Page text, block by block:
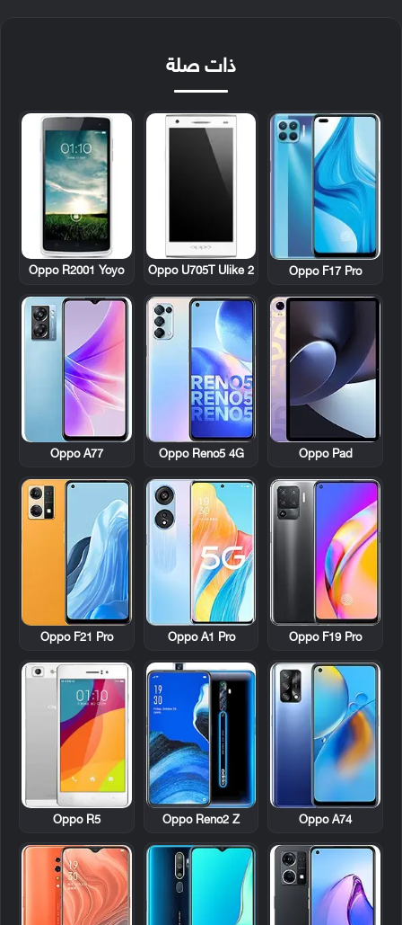
ذات صلة
Oppo F17 Pro
Oppo U705T Ulike 2
Oppo R2001 Yoyo
Oppo Pad
Oppo Reno5 4G
Oppo A77
Oppo F19 Pro
Oppo A1 Pro
Oppo F21 Pro
Oppo A74
Oppo Reno2 Z
Oppo R5